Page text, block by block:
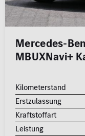
Mercedes-
MBUXNavi+
Kilometerstand
Erstzulassung
Kraftstoffart
Leistung